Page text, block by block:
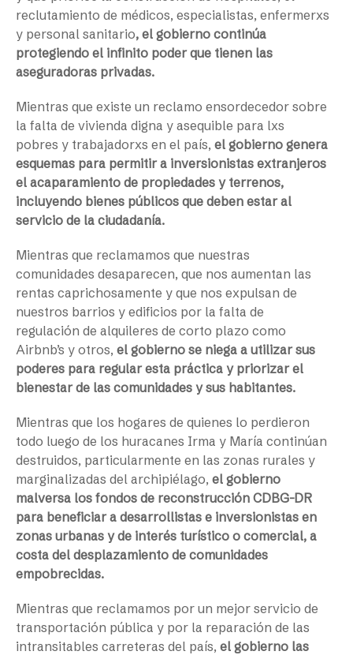
reclutamiento de médicos, especialistas, enfermerxs
y personal sanitario, el gobierno continúa
protegiendo el infinito poder que tienen las
aseguradoras privadas.
Mientras que existe un reclamo ensordecedor sobre
la falta de vivienda digna y asequible para lxs
pobres y trabajadorxs en el país, el gobierno genera
esquemas para permitir a inversionistas extranjeros
el acaparamiento de propiedades y terrenos,
incluyendo bienes públicos que deben estar al
servicio de la ciudadanía.
Mientras que reclamamos que nuestras
comunidades desaparecen, que nos aumentan las
rentas caprichosamente y que nos expulsan de
nuestros barrios y edificios por la falta de
regulación de alquileres de corto plazo como
Airbnb’s y otros, el gobierno se niega a utilizar sus
poderes para regular esta práctica y priorizar el
bienestar de las comunidades y sus habitantes.
Mientras que los hogares de quienes lo perdieron
todo luego de los huracanes Irma y María continúan
destruidos, particularmente en las zonas rurales y
marginalizadas del archipiélago, el gobierno
malversa los fondos de reconstrucción CDBG-DR
para beneficiar a desarrollistas e inversionistas en
zonas urbanas y de interés turístico o comercial, a
costa del desplazamiento de comunidades
empobrecidas.
Mientras que reclamamos por un mejor servicio de
transportación pública y por la reparación de las
intransitables carreteras del país, el gobierno las